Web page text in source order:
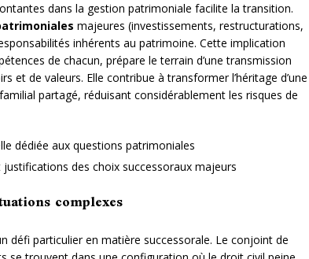
dans la gestion patrimoniale facilite la transition.
majeures (investissements, restructurations,
inhérents au patrimoine. Cette implication
de chacun, prépare le terrain d’une transmission
et de valeurs. Elle contribue à transformer l’héritage d’une
partagé, réduisant considérablement les risques de
dédiée aux questions patrimoniales
des choix successoraux majeurs
complexes
défi particulier en matière successorale. Le conjoint de